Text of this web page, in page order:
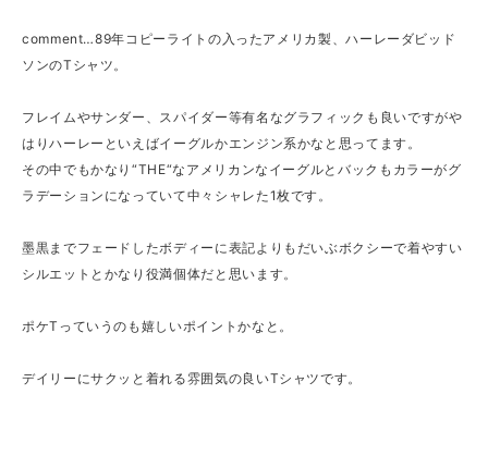
comment…89年コピーライトの入ったアメリカ製、ハーレーダビッド
ソンのTシャツ。
フレイムやサンダー、スパイダー等有名なグラフィックも良いですがや
はりハーレーといえばイーグルかエンジン系かなと思ってます。
その中でもかなり“THE“なアメリカンなイーグルとバックもカラーがグ
ラデーションになっていて中々シャレた1枚です。
墨黒までフェードしたボディーに表記よりもだいぶボクシーで着やすい
シルエットとかなり役満個体だと思います。
ポケTっていうのも嬉しいポイントかなと。
デイリーにサクッと着れる雰囲気の良いTシャツです。